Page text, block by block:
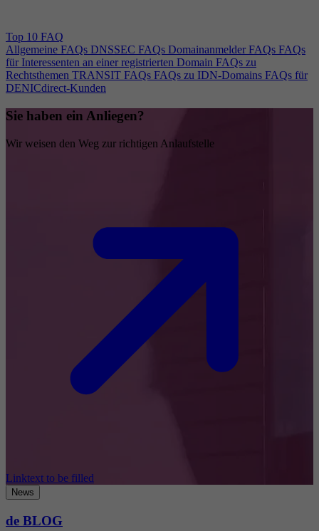
Top 10 FAQ
Allgemeine FAQs DNSSEC FAQs Domainanmelder FAQs FAQs
für Interessenten an einer registrierten Domain FAQs zu
Rechtsthemen TRANSIT FAQs FAQs zu IDN-Domains FAQs für
DENICdirect-Kunden
Sie haben ein Anliegen?
Wir weisen den Weg zur richtigen Anlaufstelle
Linktext to be filled
News
de BLOG